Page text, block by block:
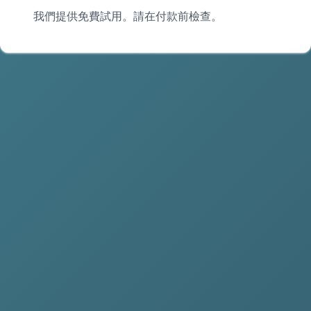
我們提供免費試用。請在付款前檢查。